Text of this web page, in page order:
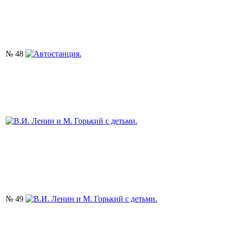
№ 48
№ 49